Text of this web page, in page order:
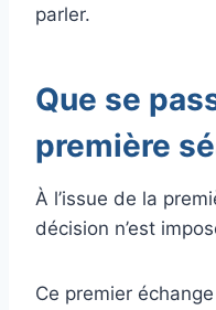
parler.
Que se
première
À l’issue de la
décision n’est
Ce premier